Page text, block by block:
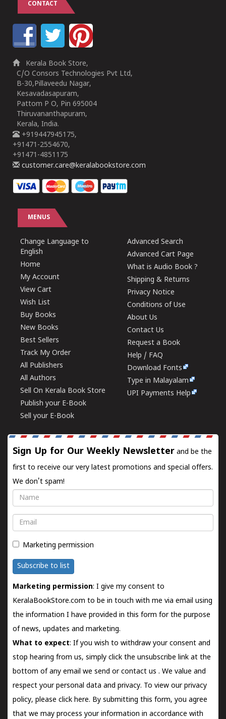
CONTACT
Kerala Book Store,
C/O Consors Technologies Pvt Ltd,
B-30,Pillaveedu Nagar,
Kesavadasapuram,
Pattom P O, Pin 695004
Thiruvananthapuram,
Kerala, India.
+919447945175,
+91471-2554670,
+91471-4851175
customer.care@keralabookstore.com
MENUS
Change Language to
English
Home
My Account
View Cart
Wish List
Buy Books
New Books
Best Sellers
Track My Order
All Publishers
All Authors
Sell On Kerala Book Store
Publish your E-Book
Sell your E-Book
Advanced Search
Advanced Cart Page
What is Audio Book ?
Shipping & Returns
Privacy Notice
Conditions of Use
About Us
Contact Us
Request a Book
Help / FAQ
Download Fonts
Type in Malayalam
UPI Payments Help
Sign Up for Our Weekly Newsletter and be the
first to receive our very latest promotions and special offers.
We don't spam!
Name
Email
Marketing permission
Subscribe to list
Marketing permission: I give my consent to
KeralaBookStore.com to be in touch with me via email using
the information I have provided in this form for the purpose
of news, updates and marketing.
What to expect: If you wish to withdraw your consent and
stop hearing from us, simply click the unsubscribe link at the
bottom of any email we send orcontact us . We value and
respect your personal data and privacy. To view our privacy
policy, please click here. By submitting this form, you agree
that we may process your information in accordance with